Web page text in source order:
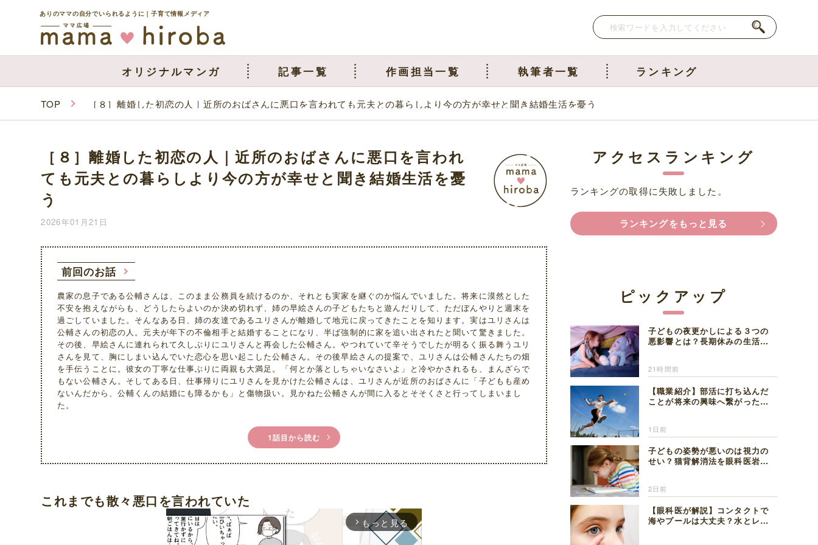
ありのママの自分でいられるように｜子育て情報メディア
オリジナルマンガ 記事一覧 作画担当一覧 執筆者一覧 ランキング
TOP ［８］離婚した初恋の人｜近所のおばさんに悪口を言われても元夫との暮らしより今の方が幸せと聞き結婚生活を憂う
［８］離婚した初恋の人｜近所のおばさんに悪口を言われ
ても元夫との暮らしより今の方が幸せと聞き結婚生活を憂
う
2026年01月21日
前回のお話
農家の息子である公輔さんは、このまま公務員を続けるのか、それとも実家を継ぐのか悩んでいました。将来に漠然とした
不安を抱えながらも、どうしたらよいのか決め切れず、姉の早絵さんの子どもたちと遊んだりして、ただぼんやりと週末を
過ごしていました。そんなある日、姉の友達であるユリさんが離婚して地元に戻ってきたことを知ります。実はユリさんは
公輔さんの初恋の人。元夫が年下の不倫相手と結婚することになり、半ば強制的に家を追い出されたと聞いて驚きました。
その後、早絵さんに連れられて久しぶりにユリさんと再会した公輔さん。やつれていて辛そうでしたが明るく振る舞うユリ
さんを見て、胸にしまい込んでいた恋心を思い起こした公輔さん。その後早絵さんの提案で、ユリさんは公輔さんたちの畑
を手伝うことに。彼女の丁寧な仕事ぶりに両親も大満足。「何とか落としちゃいなさいよ」と冷やかされるも、まんざらで
もない公輔さん。そしてある日、仕事帰りにユリさんを見かけた公輔さんは、ユリさんが近所のおばさんに「子どもも産め
ないんだから、公輔くんの結婚にも障るかも」と傷物扱い。見かねた公輔さんが間に入るとそそくさと行ってしまいまし
た。
1話目から読む
これまでも散々悪口を言われていた
arrow_forward_ios もっと見る
アクセスランキング
ランキングの取得に失敗しました。
ランキングをもっと見る
ピックアップ
子どもの夜更かしによる３つの
悪影響とは？長期休みの生活リ
21時間前
【職業紹介】部活に打ち込んだ
ことが将来の興味へ繋がった。
1日前
子どもの姿勢が悪いのは視力の
せい？猫背解消法を眼科医岩見
2日前
【眼科医が解説】コンタクトで
海やプールは大丈夫？水とレン